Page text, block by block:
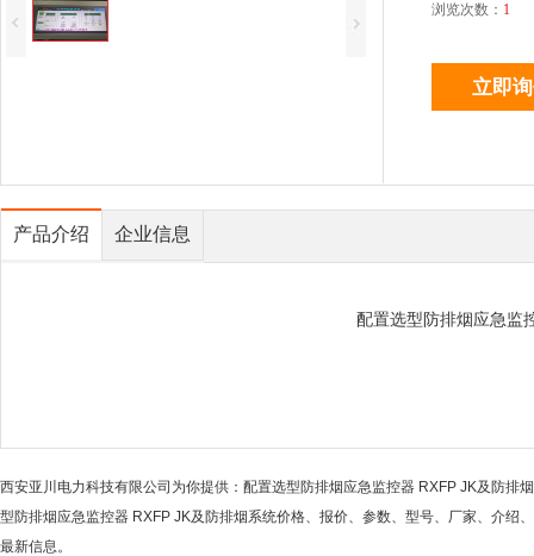
浏览次数： 1
产品介绍 企业信息
配置选型防排烟应急监
西安亚川电力科技有限公司为你提供：配置选型防排烟应急监控器 RXFP JK及防
型防排烟应急监控器 RXFP JK及防排烟系统价格、报价、参数、型号、厂家、介
最新信息。